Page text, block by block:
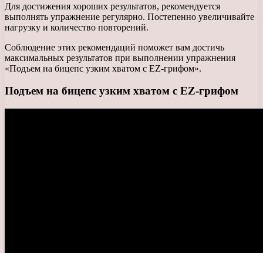
Для достижения хороших результатов, рекомендуется
выполнять упражнение регулярно. Постепенно увеличивайте
нагрузку и количество повторений.
Соблюдение этих рекомендаций поможет вам достичь
максимальных результатов при выполнении упражнения
«Подъем на бицепс узким хватом с EZ-грифом».
Подъем на бицепс узким хватом с EZ-грифом